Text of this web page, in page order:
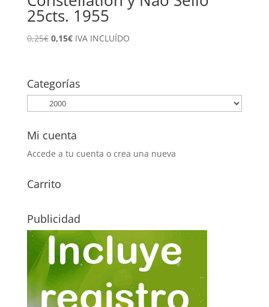
25cts. 1955
0,25€ El
era:
0,25€.
0,15€El
es:
0,15€.
IVA INCLUÍDO
Categorías
Mi cuenta
Accede a tu cuenta o crea una nueva
Carrito
Publicidad